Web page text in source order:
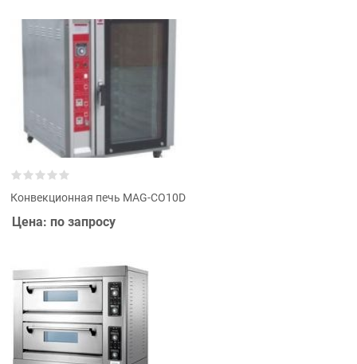
Конвекционная печь MAG-CO10D
Цена: по запросу